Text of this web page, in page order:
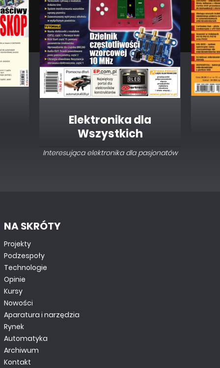
Elektronika dla
Wszystkich
Interesująca elektronika dla pasjonatów
NA SKRÓTY
Projekty
Podzespoły
Technologie
Opinie
Kursy
Nowości
Aparatura i narzędzia
Rynek
Automatyka
Archiwum
Kontakt